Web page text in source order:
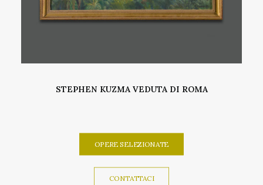
AGGIUNGI AL CARRELLO
VITTORIO PISANI ACQUERELLO
OPERE SELEZIONATE
CONTATTACI